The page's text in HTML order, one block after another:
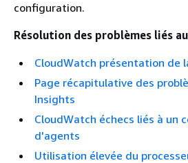
configuration.
Résolution des problèmes liés
CloudWatch présentation de
Page récapitulative des
Insights
CloudWatch échecs liés à un
d'agents
Utilisation élevée du